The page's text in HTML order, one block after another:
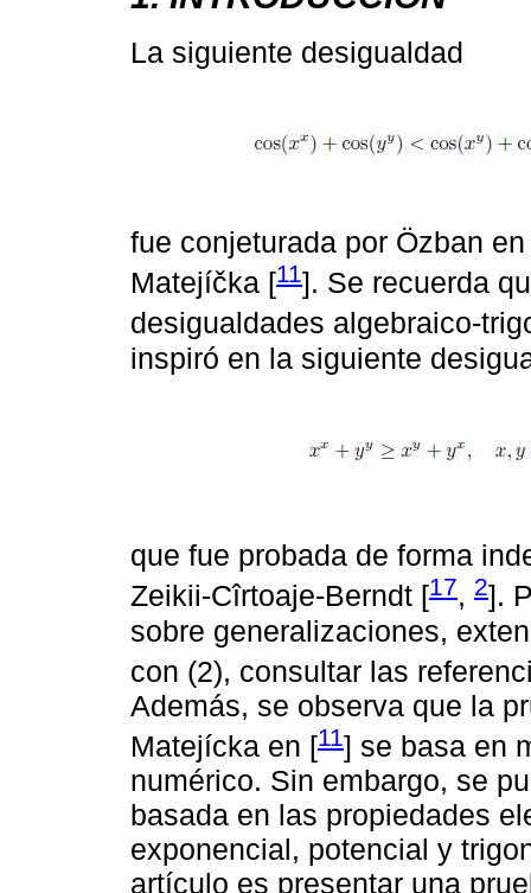
La siguiente desigualdad
fue conjeturada por Özban en
Matejíčka [11]. Se recuerda
desigualdades algebraico-
inspiró en la siguiente
que fue probada de forma
Zeikii-Cîrtoaje-Berndt [17, 2].
sobre generalizaciones,
con (2), consultar las
Además, se observa que la
Matejícka en [11] se basa en
numérico. Sin embargo, se
basada en las propiedades
exponencial, potencial y
artículo es presentar una